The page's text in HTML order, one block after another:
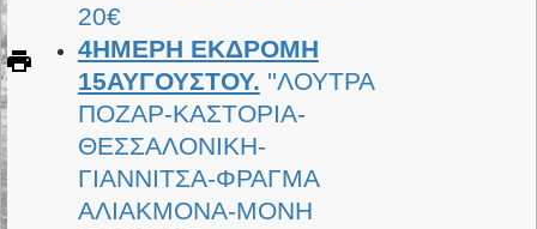
20€
4ΗΜΕΡΗ ΕΚΔΡΟΜΗ
15ΑΥΓΟΥΣΤΟΥ. ''ΛΟΥΤΡΑ
ΠΟΖΑΡ-ΚΑΣΤΟΡΙΑ-
ΘΕΣΣΑΛΟΝΙΚΗ-
ΓΙΑΝΝΙΤΣΑ-ΦΡΑΓΜΑ
ΑΛΙΑΚΜΟΝΑ-ΜΟΝΗ